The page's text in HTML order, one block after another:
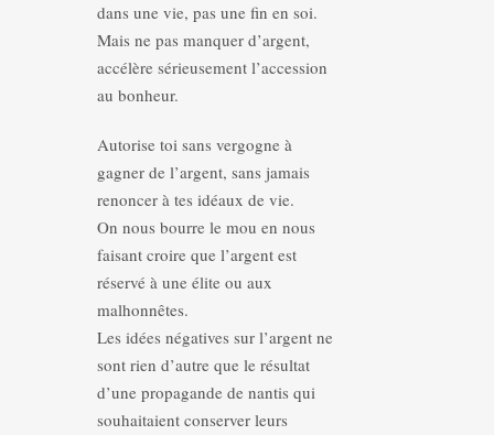
dans une vie, pas une fin en soi.
Mais ne pas manquer d’argent,
accélère sérieusement l’accession
au bonheur.
Autorise toi sans vergogne à
gagner de l’argent, sans jamais
renoncer à tes idéaux de vie.
On nous bourre le mou en nous
faisant croire que l’argent est
réservé à une élite ou aux
malhonnêtes.
Les idées négatives sur l’argent ne
sont rien d’autre que le résultat
d’une propagande de nantis qui
souhaitaient conserver leurs